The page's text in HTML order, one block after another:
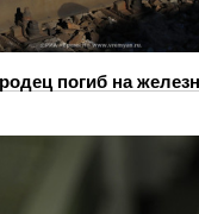
погиб на